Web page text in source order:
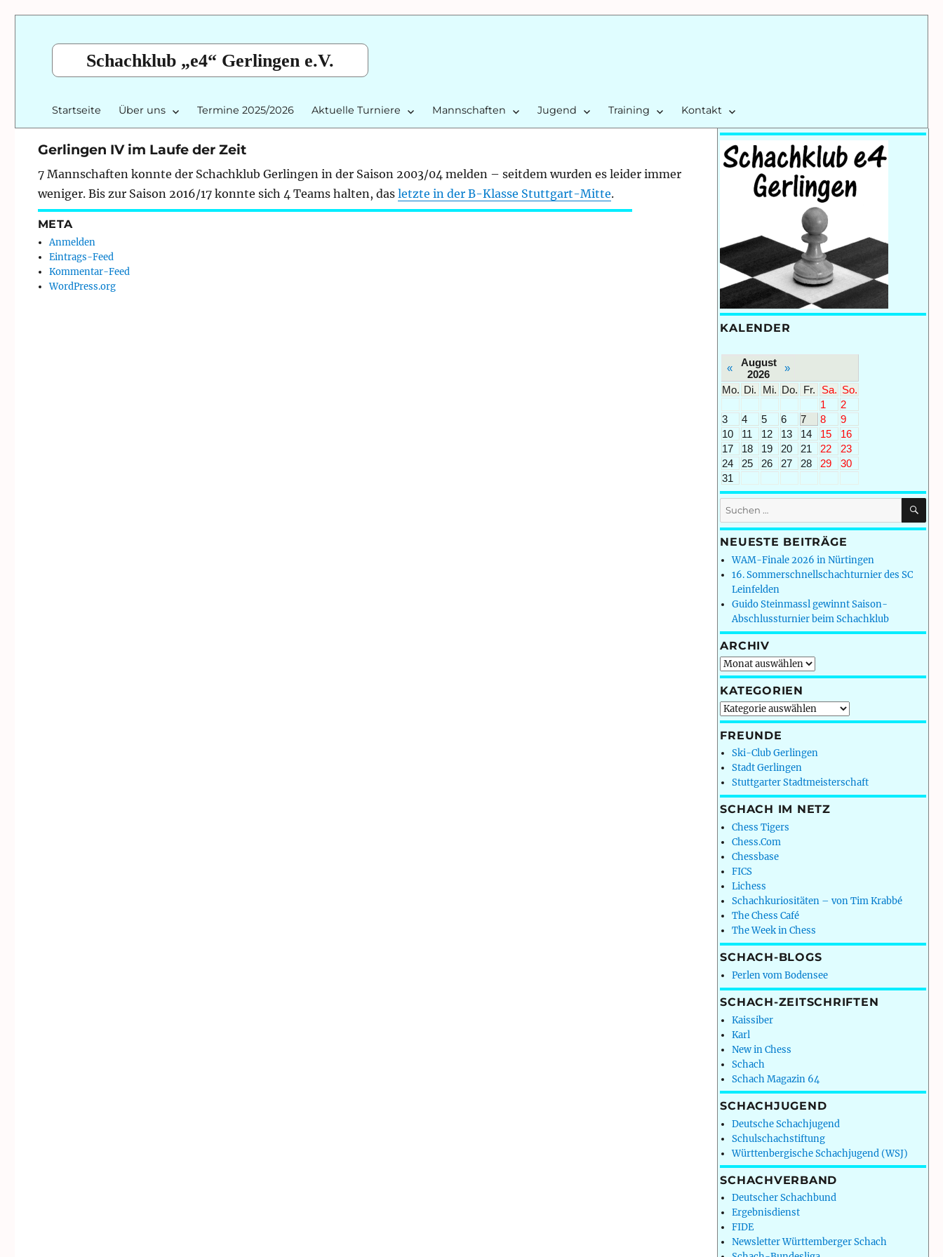
Schachklub „e4“ Gerlingen e.V.
Startseite Über uns Termine 2025/2026 Aktuelle Turniere Mannschaften Jugend Training Kontakt
Gerlingen IV im Laufe der Zeit
7 Mannschaften konnte der Schachklub Gerlingen in der Saison 2003/04 melden – seitdem wurden es leider immer
weniger. Bis zur Saison 2016/17 konnte sich 4 Teams halten, das letzte in der B-Klasse Stuttgart-Mitte.
META
Anmelden
Eintrags-Feed
Kommentar-Feed
WordPress.org
KALENDER
«
August
2026
»
Mo. Di. Mi. Do. Fr. Sa. So.
1
2
3
4 5 6 7 8
9
10
11 12 13 14 15
16
17
18 19 20 21 22
23
24
25 26 27 28 29
30
31
Suchen
nach:
NEUESTE BEITRÄGE
WAM-Finale 2026 in Nürtingen
16. Sommerschnellschachturnier des SC
Leinfelden
Guido Steinmassl gewinnt Saison-
Abschlussturnier beim Schachklub
ARCHIV
Archiv
KATEGORIEN
Kategorien
FREUNDE
Ski-Club Gerlingen
Stadt Gerlingen
Stuttgarter Stadtmeisterschaft
SCHACH IM NETZ
Chess Tigers
Chess.Com
Chessbase
FICS
Lichess
Schachkuriositäten – von Tim Krabbé
The Chess Café
The Week in Chess
SCHACH-BLOGS
Perlen vom Bodensee
SCHACH-ZEITSCHRIFTEN
Kaissiber
Karl
New in Chess
Schach
Schach Magazin 64
SCHACHJUGEND
Deutsche Schachjugend
Schulschachstiftung
Württenbergische Schachjugend (WSJ)
SCHACHVERBAND
Deutscher Schachbund
Ergebnisdienst
FIDE
Newsletter Württemberger Schach